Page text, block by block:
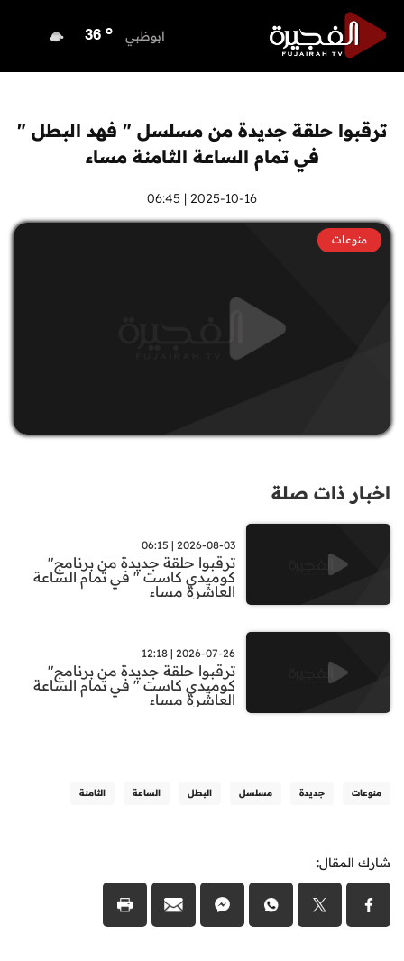
ابوظبي 36 o
الشارقة 34 o
o
أم القيوين
راس الخيمة 33 o
ترقبوا حلقة جديدة من مسلسل " فهد البطل "
في تمام الساعة الثامنة مساء
2025-10-16 | 06:45
منوعات
اخبار ذات صلة
2026-08-03 | 06:15
ترقبوا حلقة جديدة من برنامج"
كوميدي كاست " في تمام الساعة
العاشرة مساء
2026-07-26 | 12:18
ترقبوا حلقة جديدة من برنامج"
كوميدي كاست " في تمام الساعة
العاشرة مساء
منوعات جديدة مسلسل البطل الساعة الثامنة
شارك المقال: